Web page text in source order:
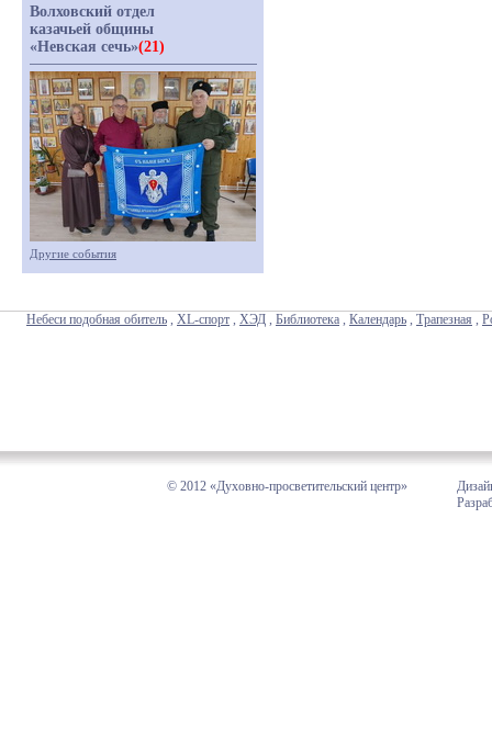
Волховский отдел
казачьей общины
«Невская сечь»(21)
Другие события
Небеси подобная обитель , XL-спорт , ХЭД , Библиотека , Календарь , Трапезная ,
© 2012 «Духовно-просветительский центр»